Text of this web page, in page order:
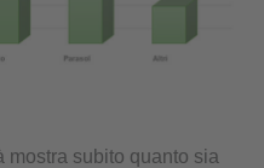
mostra subito quanto sia